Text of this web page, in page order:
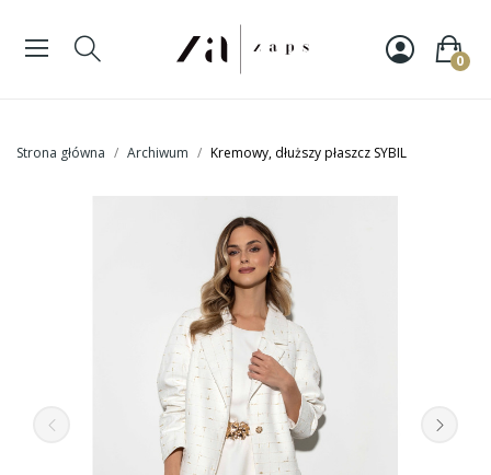
0
Strona główna Archiwum Kremowy, dłuższy płaszcz SYBIL